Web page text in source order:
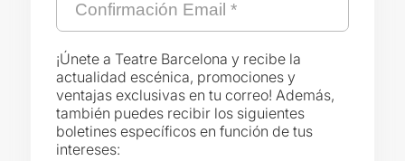
¡Únete a Teatre Barcelona y recibe la
actualidad escénica, promociones y
ventajas exclusivas en tu correo! Además,
también puedes recibir los siguientes
boletines específicos en función de tus
intereses: